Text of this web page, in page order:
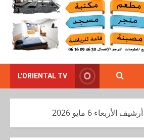
L'ORIENTAL TV
أرشيف الأربعاء 6 مايو 2026